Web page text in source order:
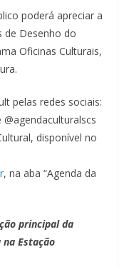
poderá apreciar a
de Desenho do
Oficinas Culturais,
pelas redes sociais:
disponível no
, na aba “Agenda da
principal da
Estação